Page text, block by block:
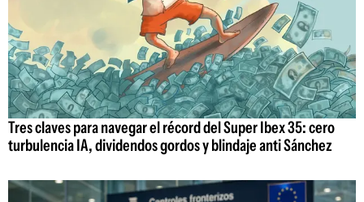
Tres claves para navegar el récord del Super Ibex 35: cero
turbulencia IA, dividendos gordos y blindaje anti Sánchez